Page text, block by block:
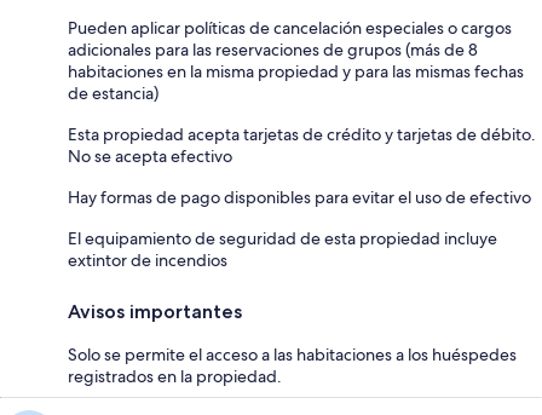
Pueden aplicar políticas de cancelación especiales o cargos
adicionales para las reservaciones de grupos (más de 8
habitaciones en la misma propiedad y para las mismas fechas
de estancia)
Esta propiedad acepta tarjetas de crédito y tarjetas de débito.
No se acepta efectivo
Hay formas de pago disponibles para evitar el uso de efectivo
El equipamiento de seguridad de esta propiedad incluye
extintor de incendios
Avisos importantes
Solo se permite el acceso a las habitaciones a los huéspedes
registrados en la propiedad.